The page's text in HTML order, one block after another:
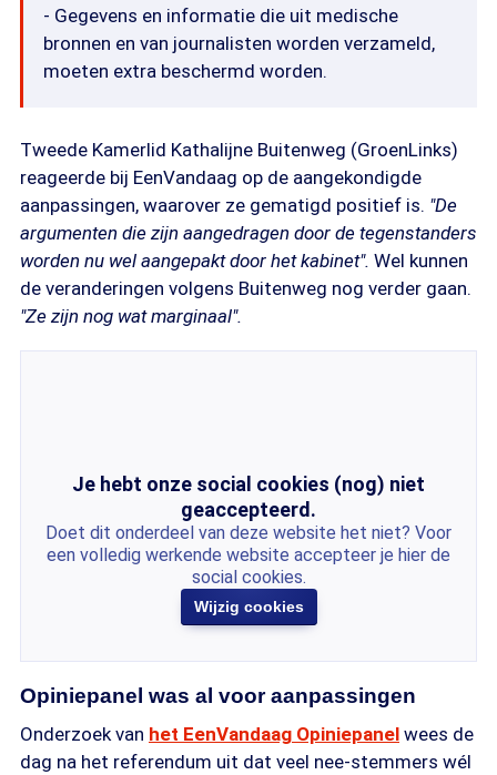
- Gegevens en informatie die uit medische
bronnen en van journalisten worden verzameld,
moeten extra beschermd worden.
Tweede Kamerlid Kathalijne Buitenweg (GroenLinks)
reageerde bij EenVandaag op de aangekondigde
aanpassingen, waarover ze gematigd positief is. "De
argumenten die zijn aangedragen door de tegenstanders
worden nu wel aangepakt door het kabinet". Wel kunnen
de veranderingen volgens Buitenweg nog verder gaan.
"Ze zijn nog wat marginaal".
Je hebt onze social cookies (nog) niet
geaccepteerd.
Doet dit onderdeel van deze website het niet? Voor
een volledig werkende website accepteer je hier de
social cookies.
Wijzig cookies
Opiniepanel was al voor aanpassingen
Onderzoek van het EenVandaag Opiniepanel wees de
dag na het referendum uit dat veel nee-stemmers wél